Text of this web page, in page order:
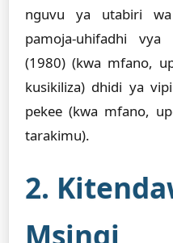
nguvu ya utabiri
pamoja-uhifadhi
(1980) (kwa mfano,
kusikiliza) dhidi ya
pekee (kwa mfano,
tarakimu).
2.
Msingi